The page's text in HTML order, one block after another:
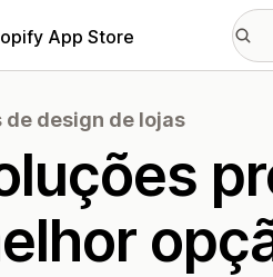
App Store
de design de lojas